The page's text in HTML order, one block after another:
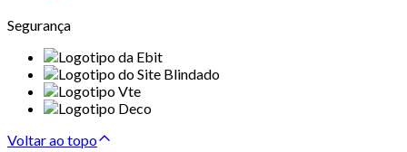
Segurança
Voltar ao topo